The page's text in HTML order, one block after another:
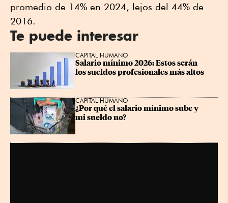
promedio de 14% en 2024, lejos del 44% de
2016.
Te puede interesar
CAPITAL HUMANO
Salario mínimo 2026: Estos serán
los sueldos profesionales más altos
CAPITAL HUMANO
¿Por qué el salario mínimo sube y
mi sueldo no?